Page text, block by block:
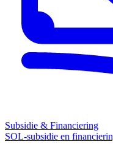
Subsidie & Financiering
SOL-subsidie en